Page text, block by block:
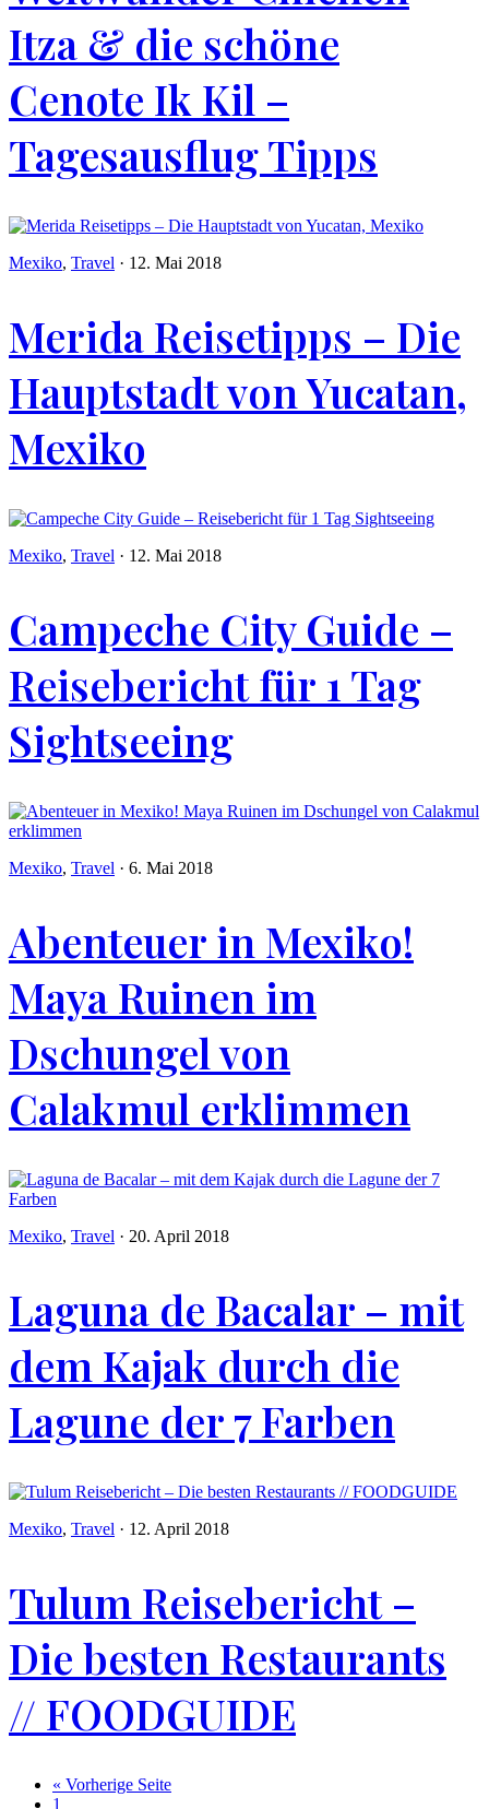
Itza & die schöne
Cenote Ik Kil –
Tagesausflug Tipps
Mexiko, Travel · 12. Mai 2018
Merida Reisetipps – Die
Hauptstadt von Yucatan,
Mexiko
Mexiko, Travel · 12. Mai 2018
Campeche City Guide –
Reisebericht für 1 Tag
Sightseeing
Mexiko, Travel · 6. Mai 2018
Abenteuer in Mexiko!
Maya Ruinen im
Dschungel von
Calakmul erklimmen
Mexiko, Travel · 20. April 2018
Laguna de Bacalar – mit
dem Kajak durch die
Lagune der 7 Farben
Mexiko, Travel · 12. April 2018
Tulum Reisebericht –
Die besten Restaurants
// FOODGUIDE
« Vorherige Seite
1